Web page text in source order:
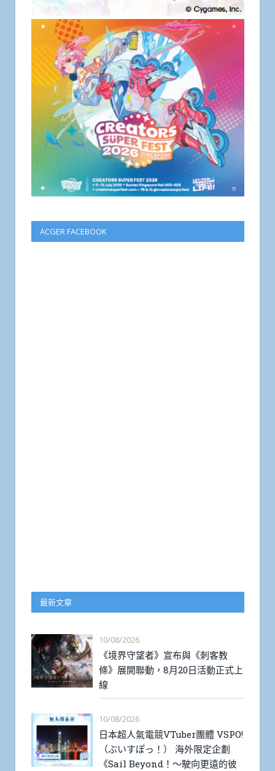
ACGER FACEBOOK
最新文章
10/08/2026
《境界守望者》宣布與《刺客教
條》展開聯動，8月20日活動正式上
線
10/08/2026
日本超人氣電競VTuber團體 VSPO!
（ぶいすぽっ！） 海外限定企劃
《Sail Beyond！～駛向更遠的彼